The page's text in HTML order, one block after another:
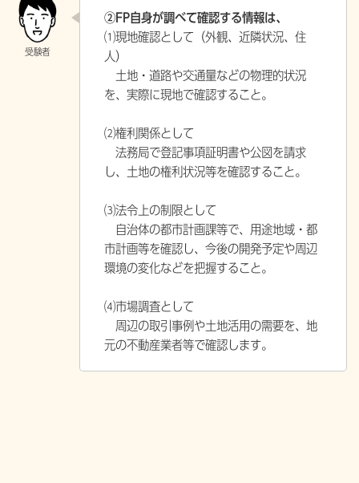
②FP自身が調べて確認する情報は、
⑴現地確認として（外観、近隣状況、住
人）
土地・道路や交通量などの物理的状況
を、実際に現地で確認すること。
⑵権利関係として
法務局で登記事項証明書や公図を請求
し、土地の権利状況等を確認すること。
⑶法令上の制限として
自治体の都市計画課等で、用途地域・都
市計画等を確認し、今後の開発予定や周辺
環境の変化などを把握すること。
⑷市場調査として
周辺の取引事例や土地活用の需要を、地
元の不動産業者等で確認します。